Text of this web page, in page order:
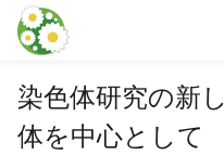
本文に飛ぶ
染色体研究の新
体を中心として